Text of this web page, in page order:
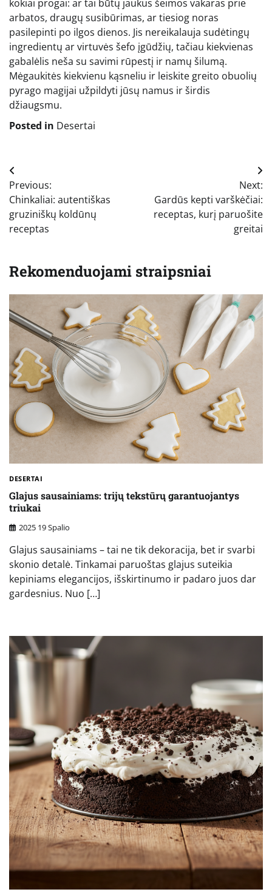
kokiai progai: ar tai būtų jaukus šeimos vakaras prie
arbatos, draugų susibūrimas, ar tiesiog noras
pasilepinti po ilgos dienos. Jis nereikalauja sudėtingų
ingredientų ar virtuvės šefo įgūdžių, tačiau kiekvienas
gabalėlis neša su savimi rūpestį ir namų šilumą.
Mėgaukitės kiekvienu kąsneliu ir leiskite greito obuolių
pyrago magijai užpildyti jūsų namus ir širdis
džiaugsmu.
Posted in Desertai
Navigacija
tarp
įrašų
Previous:
Chinkaliai: autentiškas
gruziniškų koldūnų
receptas
Next:
Gardūs kepti varškėčiai:
receptas, kurį paruošite
greitai
Rekomenduojami straipsniai
DESERTAI
Glajus sausainiams: trijų tekstūrų garantuojantys
triukai
2025 19 Spalio
Glajus sausainiams – tai ne tik dekoracija, bet ir svarbi
skonio detalė. Tinkamai paruoštas glajus suteikia
kepiniams elegancijos, išskirtinumo ir padaro juos dar
gardesnius. Nuo […]